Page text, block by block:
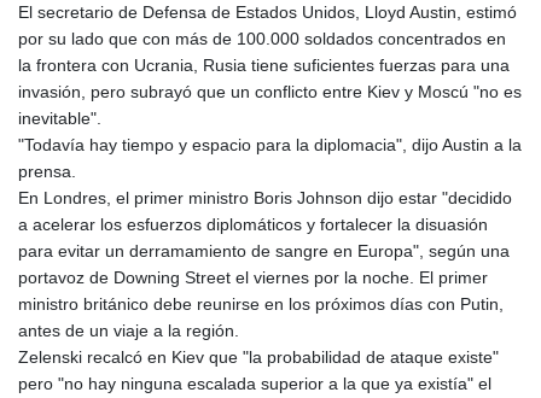
El secretario de Defensa de Estados Unidos, Lloyd Austin, estimó
por su lado que con más de 100.000 soldados concentrados en
la frontera con Ucrania, Rusia tiene suficientes fuerzas para una
invasión, pero subrayó que un conflicto entre Kiev y Moscú "no es
inevitable".
"Todavía hay tiempo y espacio para la diplomacia", dijo Austin a la
prensa.
En Londres, el primer ministro Boris Johnson dijo estar "decidido
a acelerar los esfuerzos diplomáticos y fortalecer la disuasión
para evitar un derramamiento de sangre en Europa", según una
portavoz de Downing Street el viernes por la noche. El primer
ministro británico debe reunirse en los próximos días con Putin,
antes de un viaje a la región.
Zelenski recalcó en Kiev que "la probabilidad de ataque existe"
pero "no hay ninguna escalada superior a la que ya existía" el